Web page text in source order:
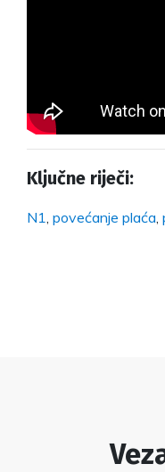
Ključne riječi:
N1 povećanje plaća